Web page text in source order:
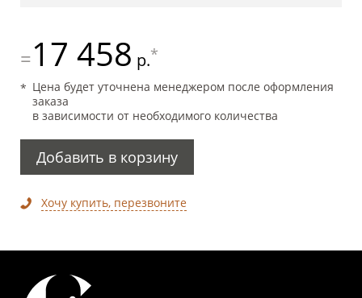
=17 458 р.*
Цена будет уточнена менеджером после оформления
заказа
в зависимости от необходимого количества
Добавить в корзину
Хочу купить, перезвоните